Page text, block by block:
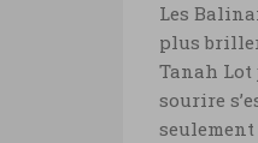
Les
plus
Tanah Lot
sourire